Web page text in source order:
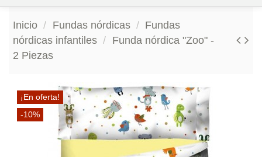
Inicio Fundas nórdicas
Fundas
nórdicas infantiles
Funda nórdica "Zoo" -
2 Piezas
¡En oferta!
-10%